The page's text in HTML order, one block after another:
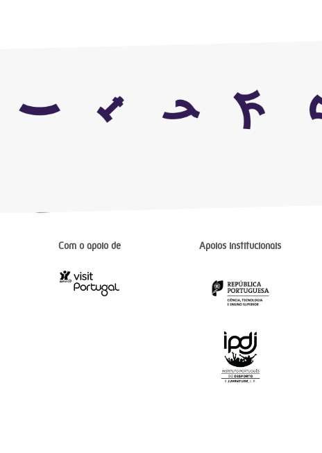
Com o apoio de Apoios institucionais